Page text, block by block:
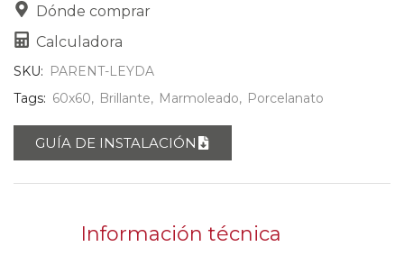
Dónde comprar
Calculadora
SKU:
PARENT-LEYDA
Tags: 60x60, Brillante, Marmoleado, Porcelanato
GUÍA DE INSTALACIÓN
Información técnica